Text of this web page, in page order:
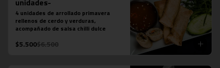
unidades-
4 unidades de arrollado primavera
rellenos de cerdo y verduras,
acompañado de salsa chilli dulce
$5.500$6.500